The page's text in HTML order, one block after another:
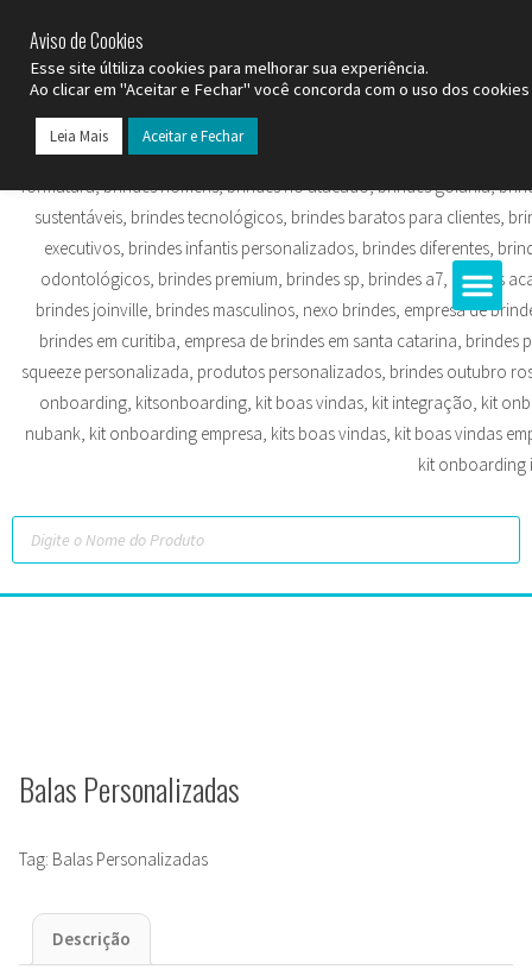
Balas Personalizadas
Tag: Balas Personalizadas
Descrição
Aviso de Cookies
Esse site últiliza cookies para melhorar sua experiência.
Ao clicar em "Aceitar e Fechar" você concorda com o uso dos
Leia Mais Aceitar e Fechar